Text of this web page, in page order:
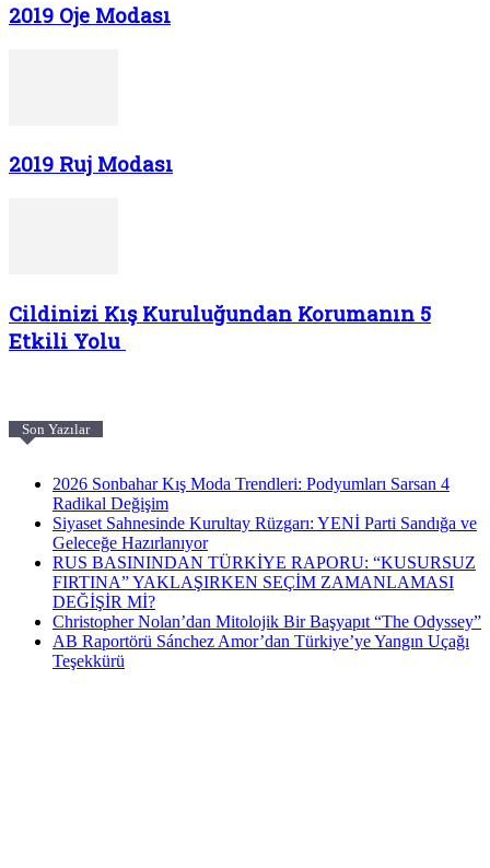
2019 Oje Modası
2019 Ruj Modası
Cildinizi Kış Kuruluğundan Korumanın 5
Etkili Yolu
Son Yazılar
2026 Sonbahar Kış Moda Trendleri: Podyumları Sarsan 4
Radikal Değişim
Siyaset Sahnesinde Kurultay Rüzgarı: YENİ Parti Sandığa ve
Geleceğe Hazırlanıyor
RUS BASININDAN TÜRKİYE RAPORU: “KUSURSUZ
FIRTINA” YAKLAŞIRKEN SEÇİM ZAMANLAMASI
DEĞİŞİR Mİ?
Christopher Nolan’dan Mitolojik Bir Başyapıt “The Odyssey”
AB Raportörü Sánchez Amor’dan Türkiye’ye Yangın Uçağı
Teşekkürü